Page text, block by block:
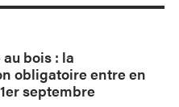
bois : la
obligatoire entre en
septembre